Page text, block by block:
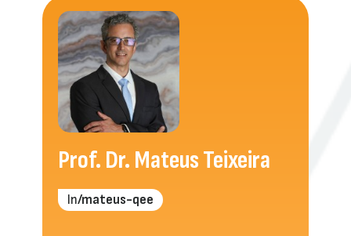
Prof. Dr. Mateus Teixeira
ln/mateus-qee